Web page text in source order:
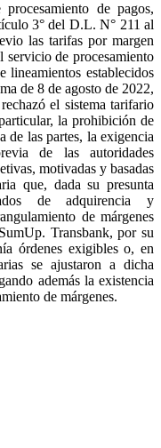
de pagos,
3° del D.L. N° 211 al
las tarifas por margen
servicio de procesamiento
lineamientos establecidos
de 8 de agosto de 2022,
el sistema tarifario
la prohibición de
de las partes, la exigencia
de las autoridades
motivadas y basadas
que, dada su presunta
de adquirencia y
de márgenes
Transbank, por su
órdenes exigibles o, en
se ajustaron a dicha
además la existencia
de márgenes.